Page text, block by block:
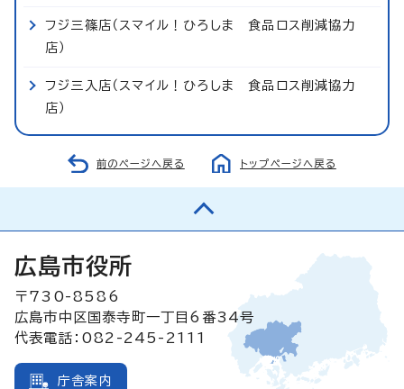
フジ三篠店（スマイル！ひろしま 食品ロス削減協力
店）
フジ三入店（スマイル！ひろしま 食品ロス削減協力
店）
前のページへ戻る トップページへ戻る
広島市役所
〒730-8586
広島市中区国泰寺町一丁目6番34号
代表電話：082-245-2111
庁舎案内